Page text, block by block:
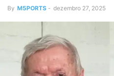
By M5PORTS - dezembro 27, 2025